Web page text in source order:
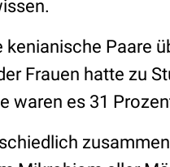
Paare
Frauen hatte zu
waren es 31